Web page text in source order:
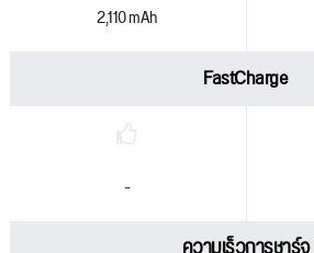
2,110 mAh
FastCharge
-